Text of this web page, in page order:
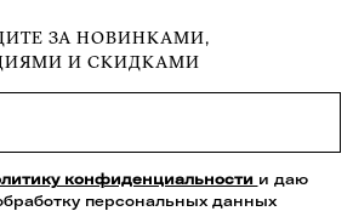
ЗА НОВИНКАМИ,
И СКИДКАМИ
конфиденциальности и даю
персональных данных